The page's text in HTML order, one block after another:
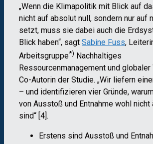
„Wenn die Klimapolitik mit Blick auf
nicht auf absolut null, sondern nur auf
setzt, muss sie dabei auch die
Blick haben“, sagt Sabine Fuss,
Arbeitsgruppe*) Nachhaltiges
Ressourcenmanagement und globaler
Co-Autorin der Studie. „Wir liefern
– und identifizieren vier Gründe,
von Ausstoß und Entnahme wohl nicht
sind“ [4].
Erstens sind Ausstoß und